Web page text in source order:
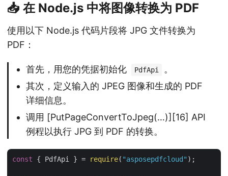
📥 在 Node.js 中将图像转换为 PDF
使用以下 Node.js 代码片段将 JPG 文件转换为
PDF：
首先，用您的凭据初始化 PdfApi
。
其次，定义输入的 JPEG 图像和生成的 PDF
详细信息。
调用 [PutPageConvertToJpeg(…)][16] API
例程以执行 JPG 到 PDF 的转换。
const { PdfApi } = require( "asposepdfcloud" );